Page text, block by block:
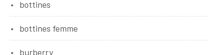
bottines
bottines femme
burberry